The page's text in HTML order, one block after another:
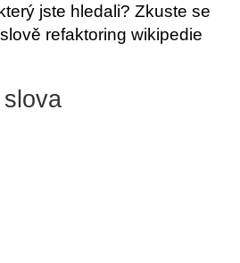
jste hledali? Zkuste se
refaktoring wikipedie